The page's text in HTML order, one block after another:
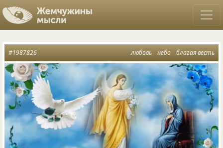
любовь небо благая весть
#1987826